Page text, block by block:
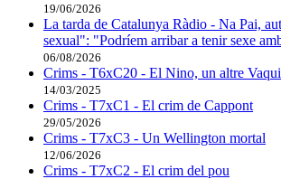
19/06/2026
La tarda de Catalunya Ràdio - Na Pai,
sexual": "Podríem arribar a tenir sexe
06/08/2026
Crims - T6xC20 - El Nino, un altre
14/03/2025
Crims - T7xC1 - El crim de Cappont
29/05/2026
Crims - T7xC3 - Un Wellington mortal
12/06/2026
Crims - T7xC2 - El crim del pou